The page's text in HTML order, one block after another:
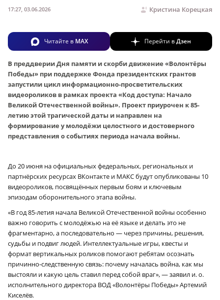
Кристина Корецкая
17:27, 03.06.2026
Читайте в MAX Перейти вДзен
В преддверии Дня памяти и скорби движение «Волонтёры
Победы» при поддержке Фонда президентских грантов
запустили цикл информационно-просветительских
видеороликов в рамках проекта «Код доступа: Начало
Великой Отечественной войны». Проект приурочен к 85-
летию этой трагической даты и направлен на
формирование у молодёжи целостного и достоверного
представления о событиях периода начала войны.
До 20 июня на официальных федеральных, региональных и
партнёрских ресурсах ВКонтакте и MAКС будут опубликованы 10
видеороликов, посвящённых первым боям и ключевым
эпизодам оборонительного этапа войны.
«В год 85-летия начала Великой Отечественной войны особенно
важно говорить с молодёжью на её языке и делать это не
фрагментарно, а последовательно — через причины, решения,
судьбы и подвиг людей. Интеллектуальные игры, квесты и
формат вертикальных роликов помогают ребятам осознать
причинно-следственную связь: почему началась война, как мы
выстояли и какую цель ставил перед собой враг», — заявил и. о.
исполнительного директора ВОД «Волонтёры Победы» Артемий
Киселёв.